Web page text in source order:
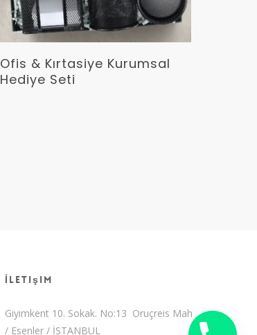
Devamını Oku
Ofis & Kırtasiye Kurumsal
Hediye Seti
İletişim
Giyimkent 10. Sokak. No:13 Oruçreis Mah
/ Esenler / İSTANBUL